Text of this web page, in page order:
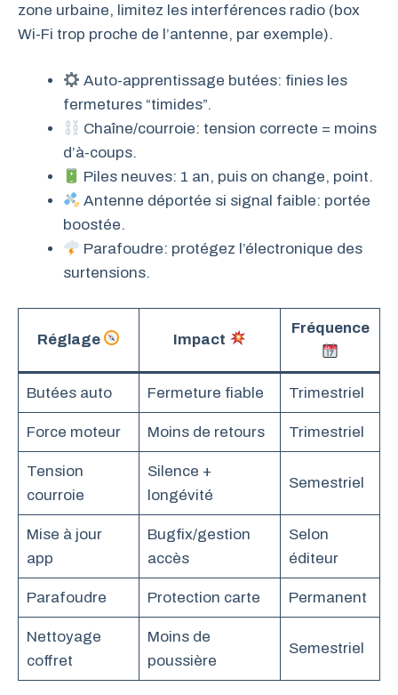
zone urbaine, limitez les interférences radio (box
Wi-Fi trop proche de l’antenne, par exemple).
Auto-apprentissage butées: finies les
fermetures “timides”.
Chaîne/courroie: tension correcte = moins
d’à-coups.
Piles neuves: 1 an, puis on change, point.
Antenne déportée si signal faible: portée
boostée.
Parafoudre: protégez l’électronique des
surtensions.
Réglage Impact
Fréquence
Butées auto Fermeture fiable Trimestriel
Force moteur Moins de retours Trimestriel
Tension
courroie
Silence +
longévité
Semestriel
Mise à jour
app
Bugfix/gestion
accès
Selon
éditeur
Parafoudre Protection carte Permanent
Nettoyage
coffret
Moins de
poussière
Semestriel